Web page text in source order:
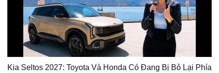
Kia Seltos 2027: Toyota Và Honda Có Đang Bị Bỏ Lại Phía